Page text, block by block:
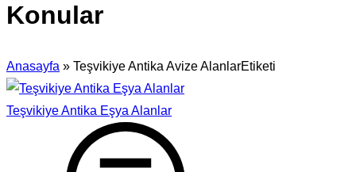
Konular
Anasayfa » Teşvikiye Antika Avize AlanlarEtiketi
Teşvikiye Antika Eşya Alanlar